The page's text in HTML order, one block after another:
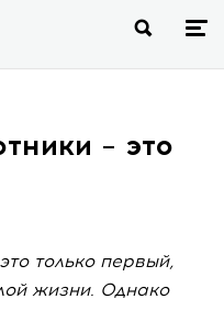
– это
только первый,
жизни. Однако